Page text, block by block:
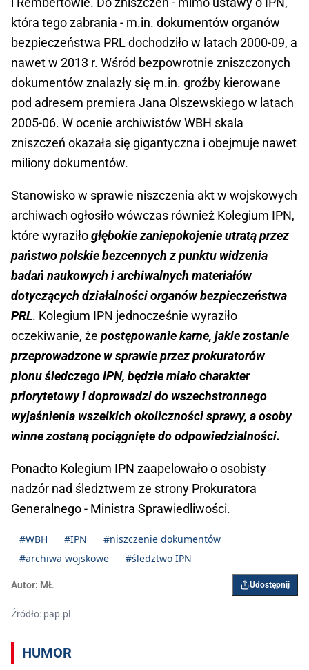
która tego zabrania - m.in. dokumentów organów
bezpieczeństwa PRL dochodziło w latach 2000-09, a
nawet w 2013 r. Wśród bezpowrotnie zniszczonych
dokumentów znalazły się m.in. groźby kierowane
pod adresem premiera Jana Olszewskiego w latach
2005-06. W ocenie archiwistów WBH skala
zniszczeń okazała się gigantyczna i obejmuje nawet
miliony dokumentów.
Stanowisko w sprawie niszczenia akt w wojskowych
archiwach ogłosiło wówczas również Kolegium IPN,
które wyraziłogłębokie zaniepokojenie utratą przez
państwo polskie bezcennych z punktu widzenia
badań naukowych i archiwalnych materiałów
dotyczących działalności organów bezpieczeństwa
PRL. Kolegium IPN jednocześnie wyraziło
oczekiwanie, że postępowanie karne, jakie zostanie
przeprowadzone w sprawie przez prokuratorów
pionu śledczego IPN, będzie miało charakter
priorytetowy i doprowadzi do wszechstronnego
wyjaśnienia wszelkich okoliczności sprawy, a osoby
winne zostaną pociągnięte do odpowiedzialności.
Ponadto Kolegium IPN zaapelowało o osobisty
nadzór nad śledztwem ze strony Prokuratora
Generalnego - Ministra Sprawiedliwości.
#WBH #IPN
#niszczenie dokumentów
#archiwa wojskowe
#śledztwo IPN
Autor: MŁ Udostępnij
Źródło: pap.pl
HUMOR